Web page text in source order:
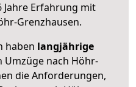
Jahre Erfahrung mit
Grenzhausen.
haben langjährige
Umzüge nach Höhr-
die Anforderungen,